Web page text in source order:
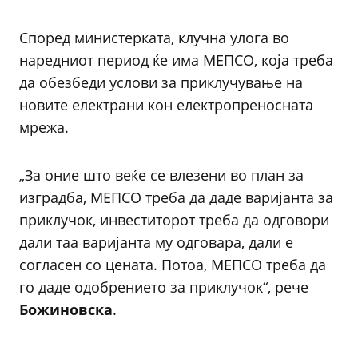
Според министерката, клучна улога во
наредниот период ќе има МЕПСО, која треба
да обезбеди услови за приклучување на
новите електрани кон електропреносната
мрежа.
„За оние што веќе се влезени во план за
изградба, МЕПСО треба да даде варијанта за
приклучок, инвеститорот треба да одговори
дали таа варијанта му одговара, дали е
согласен со цената. Потоа, МЕПСО треба да
го даде одобрението за приклучок“, рече
Божиновска.